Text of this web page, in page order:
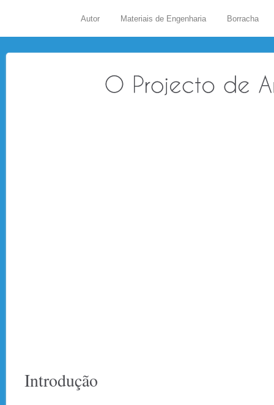
Autor Materiais de Engenharia Borracha
Introdução